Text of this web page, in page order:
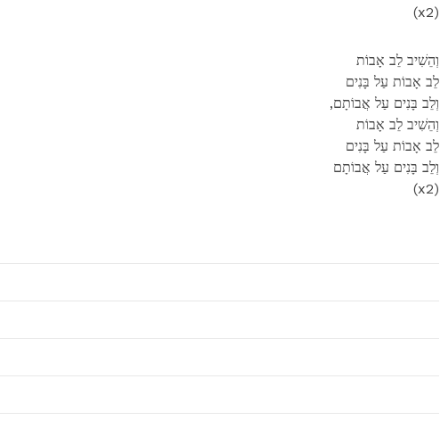
(x2)
וְהֵשִׁיב לֵב אָבוֹת
לֵב אָבוֹת עַל בָּנִים
,וְלֵב בָּנִים עַל אֲבוֹתָם
וְהֵשִׁיב לֵב אָבוֹת
לֵב אָבוֹת עַל בָּנִים
וְלֵב בָּנִים עַל אֲבוֹתָם
(x2)